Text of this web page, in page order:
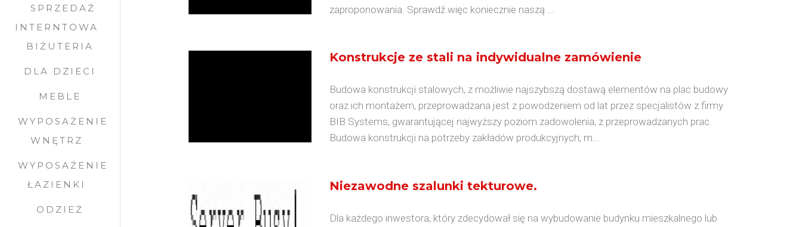
SPRZEDAŻ
INTERNTOWA
BIŻUTERIA
DLA DZIECI
MEBLE
WYPOSAŻENIE
WNĘTRZ
WYPOSAŻENIE
ŁAZIENKI
ODZIEŻ
zaproponowania. Sprawdź więc koniecznie naszą ...
Konstrukcje ze stali na indywidualne zamówienie
Budowa konstrukcji stalowych, z możliwie najszybszą dostawą elementów na plac budowy
oraz ich montażem, przeprowadzana jest z powodzeniem od lat przez specjalistów z firmy
BIB Systems, gwarantującej najwyższy poziom zadowolenia, z przeprowadzanych prac.
Budowa konstrukcji na potrzeby zakładów produkcyjnych, m...
Niezawodne szalunki tekturowe.
Dla każdego inwestora, który zdecydował się na wybudowanie budynku mieszkalnego lub